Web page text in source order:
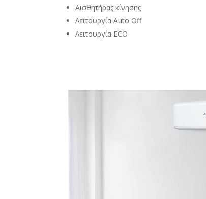
Αισθητήρας κίνησης
Λειτουργία Auto Off
Λειτουργία ECO